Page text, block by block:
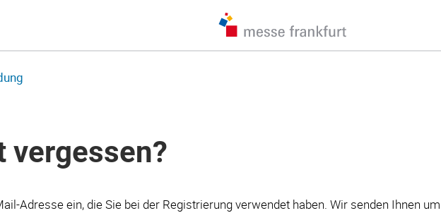
vergessen?
Adresse ein, die Sie bei der Registrierung verwendet haben. Wir senden Ihnen